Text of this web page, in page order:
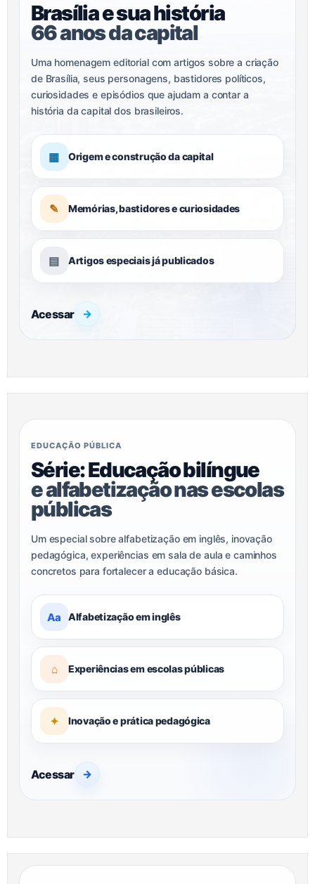
Brasília e sua história
66 anos da capital
Uma homenagem editorial com artigos sobre a criação
de Brasília, seus personagens, bastidores políticos,
curiosidades e episódios que ajudam a contar a
história da capital dos brasileiros.
▦ Origem e construção da capital
✎ Memórias, bastidores e curiosidades
▤ Artigos especiais já publicados
Acessar →
EDUCAÇÃO PÚBLICA
Série: Educação bilíngue
e alfabetização nas escolas
públicas
Um especial sobre alfabetização em inglês, inovação
pedagógica, experiências em sala de aula e caminhos
concretos para fortalecer a educação básica.
Aa Alfabetização em inglês
⌂ Experiências em escolas públicas
✦ Inovação e prática pedagógica
Acessar →